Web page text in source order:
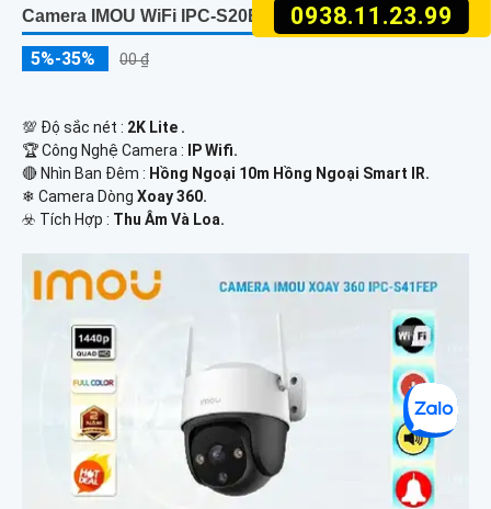
0938.11.23.99
Camera IMOU WiFi IPC-S20EP-6M0S 2 Mắt
5%-35% 00 ₫
💯 Độ sắc nét : 2K Lite .
🏆 Công Nghệ Camera :
IP Wifi.
🔴 Nhìn Ban Đêm : Hồng Ngoại 10m Hồng Ngoại Smart IR.
❄ Camera Dòng Xoay 360.
️☣️ Tích Hợp : Thu Âm Và Loa.